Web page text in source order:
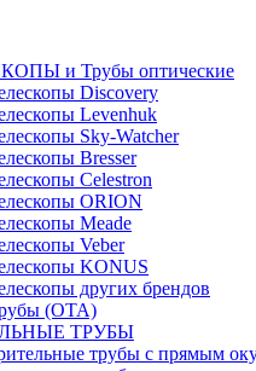
и Трубы оптические
Discovery
Levenhuk
Sky-Watcher
Bresser
Celestron
ORION
Meade
Veber
KONUS
других брендов
(ОТА)
ТРУБЫ
трубы с прямым